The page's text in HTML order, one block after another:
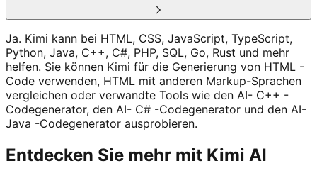
Ja. Kimi kann bei HTML, CSS, JavaScript, TypeScript,
Python, Java, C++, C#, PHP, SQL, Go, Rust und mehr
helfen. Sie können Kimi für die Generierung von HTML -
Code verwenden, HTML mit anderen Markup-Sprachen
vergleichen oder verwandte Tools wie den AI- C++ -
Codegenerator, den AI- C# -Codegenerator und den AI-
Java -Codegenerator ausprobieren.
Entdecken Sie mehr mit Kimi AI